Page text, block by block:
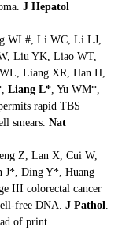
J Hepatol
WL#, Li WC, Li LJ,
Liu YK, Liao WT,
Liang XR, Han H,
Liang L*, Yu WM*,
rapid TBS
smears. Nat
Z, Lan X, Cui W,
J*, Ding Y*, Huang
III colorectal cancer
free DNA. J Pathol.
of print.